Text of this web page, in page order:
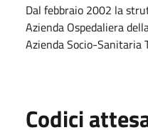
Dal febbraio 2002 la
Azienda Ospedaliera
Azienda Socio-Sanitaria
Codici